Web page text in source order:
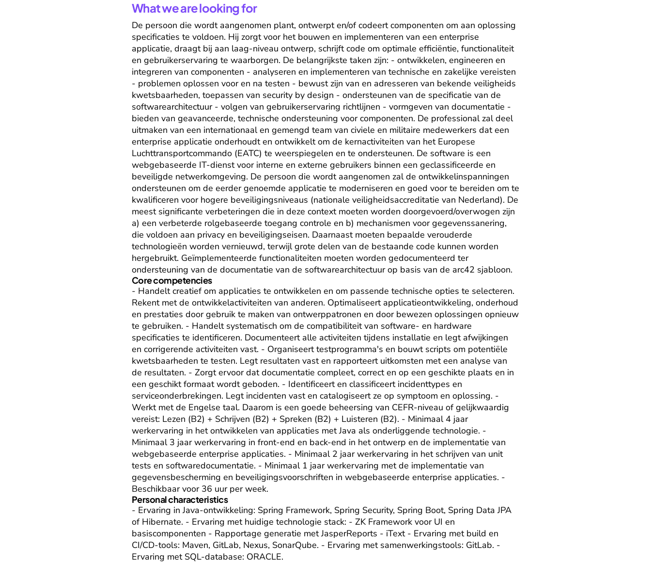
What we are looking for
De persoon die wordt aangenomen plant, ontwerpt en/of codeert componenten om aan oplossing
specificaties te voldoen. Hij zorgt voor het bouwen en implementeren van een enterprise
applicatie, draagt bij aan laag-niveau ontwerp, schrijft code om optimale efficiëntie, functionaliteit
en gebruikerservaring te waarborgen. De belangrijkste taken zijn: - ontwikkelen, engineeren en
integreren van componenten - analyseren en implementeren van technische en zakelijke vereisten
- problemen oplossen voor en na testen - bewust zijn van en adresseren van bekende veiligheids
kwetsbaarheden, toepassen van security by design - ondersteunen van de specificatie van de
softwarearchitectuur - volgen van gebruikerservaring richtlijnen - vormgeven van documentatie -
bieden van geavanceerde, technische ondersteuning voor componenten. De professional zal deel
uitmaken van een internationaal en gemengd team van civiele en militaire medewerkers dat een
enterprise applicatie onderhoudt en ontwikkelt om de kernactiviteiten van het Europese
Luchttransportcommando (EATC) te weerspiegelen en te ondersteunen. De software is een
webgebaseerde IT-dienst voor interne en externe gebruikers binnen een geclassificeerde en
beveiligde netwerkomgeving. De persoon die wordt aangenomen zal de ontwikkelinspanningen
ondersteunen om de eerder genoemde applicatie te moderniseren en goed voor te bereiden om te
kwalificeren voor hogere beveiligingsniveaus (nationale veiligheidsaccreditatie van Nederland). De
meest significante verbeteringen die in deze context moeten worden doorgevoerd/overwogen zijn
a) een verbeterde rolgebaseerde toegang controle en b) mechanismen voor gegevenssanering,
die voldoen aan privacy en beveiligingseisen. Daarnaast moeten bepaalde verouderde
technologieën worden vernieuwd, terwijl grote delen van de bestaande code kunnen worden
hergebruikt. Geïmplementeerde functionaliteiten moeten worden gedocumenteerd ter
ondersteuning van de documentatie van de softwarearchitectuur op basis van de arc42 sjabloon.
Core competencies
- Handelt creatief om applicaties te ontwikkelen en om passende technische opties te selecteren.
Rekent met de ontwikkelactiviteiten van anderen. Optimaliseert applicatieontwikkeling, onderhoud
en prestaties door gebruik te maken van ontwerppatronen en door bewezen oplossingen opnieuw
te gebruiken. - Handelt systematisch om de compatibiliteit van software- en hardware
specificaties te identificeren. Documenteert alle activiteiten tijdens installatie en legt afwijkingen
en corrigerende activiteiten vast. - Organiseert testprogramma's en bouwt scripts om potentiële
kwetsbaarheden te testen. Legt resultaten vast en rapporteert uitkomsten met een analyse van
de resultaten. - Zorgt ervoor dat documentatie compleet, correct en op een geschikte plaats en in
een geschikt formaat wordt geboden. - Identificeert en classificeert incidenttypes en
serviceonderbrekingen. Legt incidenten vast en catalogiseert ze op symptoom en oplossing. -
Werkt met de Engelse taal. Daarom is een goede beheersing van CEFR-niveau of gelijkwaardig
vereist: Lezen (B2) + Schrijven (B2) + Spreken (B2) + Luisteren (B2). - Minimaal 4 jaar
werkervaring in het ontwikkelen van applicaties met Java als onderliggende technologie. -
Minimaal 3 jaar werkervaring in front-end en back-end in het ontwerp en de implementatie van
webgebaseerde enterprise applicaties. - Minimaal 2 jaar werkervaring in het schrijven van unit
tests en softwaredocumentatie. - Minimaal 1 jaar werkervaring met de implementatie van
gegevensbescherming en beveiligingsvoorschriften in webgebaseerde enterprise applicaties. -
Beschikbaar voor 36 uur per week.
Personal characteristics
- Ervaring in Java-ontwikkeling: Spring Framework, Spring Security, Spring Boot, Spring Data JPA
of Hibernate. - Ervaring met huidige technologie stack: - ZK Framework voor UI en
basiscomponenten - Rapportage generatie met JasperReports - iText - Ervaring met build en
CI/CD-tools: Maven, GitLab, Nexus, SonarQube. - Ervaring met samenwerkingstools: GitLab. -
Ervaring met SQL-database: ORACLE.